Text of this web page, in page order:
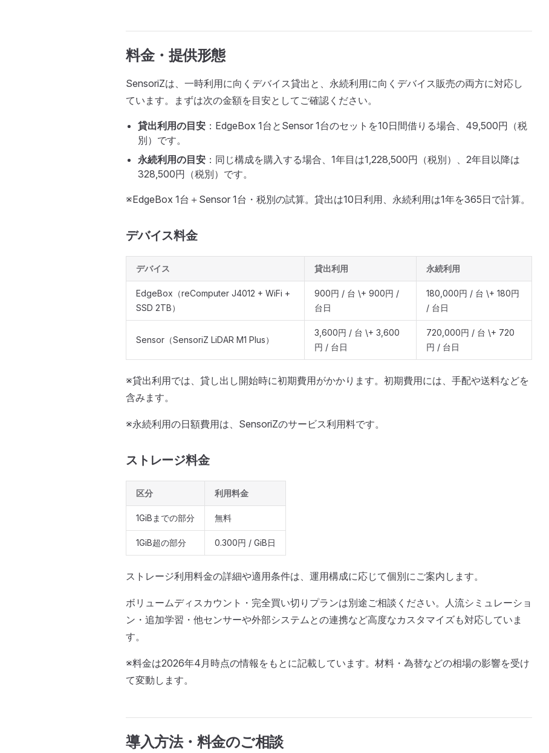
料金・提供形態
SensoriZは、一時利用に向くデバイス貸出と、永続利用に向くデバイス販売の両方に対応し
ています。まずは次の金額を目安としてご確認ください。
貸出利用の目安 ：EdgeBox 1台とSensor 1台のセットを10日間借りる場合、49,500円（税
別）です。
永続利用の目安 ：同じ構成を購入する場合、1年目は1,228,500円（税別）、2年目以降は
328,500円（税別）です。
※EdgeBox 1台＋Sensor 1台・税別の試算。貸出は10日利用、永続利用は1年を365日で計算。
デバイス料金
デバイス 貸出利用 永続利用
EdgeBox（reComputer J4012 + WiFi +
SSD 2TB）
900円 / 台 \+ 900円 /
台日
180,000円 / 台 \+ 180円
/ 台日
Sensor（SensoriZ LiDAR M1 Plus）
3,600円 / 台 \+ 3,600
円 / 台日
720,000円 / 台 \+ 720
円 / 台日
※貸出利用では、貸し出し開始時に初期費用がかかります。初期費用には、手配や送料などを
含みます。
※永続利用の日額費用は、SensoriZのサービス利用料です。
ストレージ料金
区分 利用料金
1GiBまでの部分 無料
1GiB超の部分 0.300円 / GiB日
ストレージ利用料金の詳細や適用条件は、運用構成に応じて個別にご案内します。
ボリュームディスカウント・完全買い切りプランは別途ご相談ください。人流シミュレーショ
ン・追加学習・他センサーや外部システムとの連携など高度なカスタマイズも対応していま
す。
※料金は2026年4月時点の情報をもとに記載しています。材料・為替などの相場の影響を受け
て変動します。
導入方法・料金のご相談